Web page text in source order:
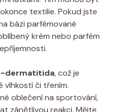
textilie. Pokud jste
bázi parfémované
krém nebo parfém
dermatitida, což je
vlhkostí či třením.
oblečení na sportování,
zánětlivou reakci. Mějte